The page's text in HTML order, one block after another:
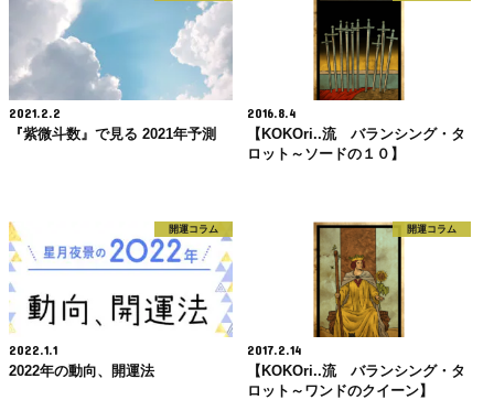
2021.2.2
『紫微斗数』で見る 2021年予測
2016.8.4
【KOKOri..流 バランシング・タ
ロット～ソードの１０】
開運コラム
2022.1.1
2022年の動向、開運法
開運コラム
2017.2.14
【KOKOri..流 バランシング・タ
ロット～ワンドのクイーン】